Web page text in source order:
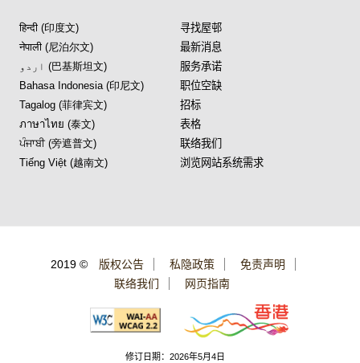
हिन्दी (印度文)
नेपाली (尼泊尔文)
اردو (巴基斯坦文)
Bahasa Indonesia (印尼文)
Tagalog (菲律宾文)
ภาษาไทย (泰文)
ਪੰਜਾਬੀ (旁遮普文)
Tiếng Việt (越南文)
寻找屋邨
最新消息
服务承诺
职位空缺
招标
表格
联络我们
浏览网站系统需求
2019 © 版权公告 私隐政策
免责声明
联络我们
网页指南
修订日期：2026年5月4日